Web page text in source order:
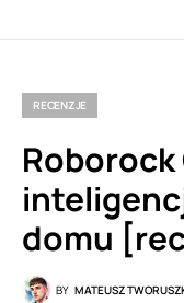
RECENZJE
Roborock
domu
BY MATEUSZ